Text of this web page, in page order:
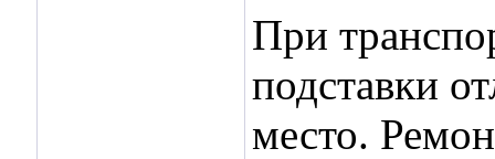
При
подставки
место.